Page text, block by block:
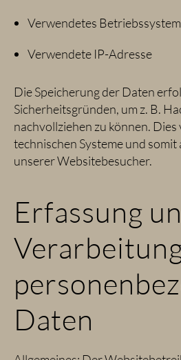
Verwendetes Betriebssystem
Verwendete IP-Adresse
Die Speicherung der Daten
Sicherheitsgründen, um z. B.
nachvollziehen zu können.
technischen Systeme und somit
unserer Websitebesucher.
Erfassung
Daten